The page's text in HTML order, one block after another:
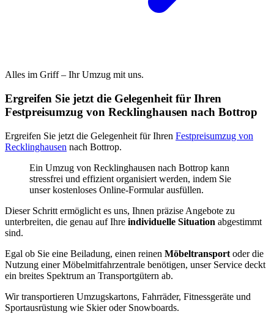
Alles im Griff – Ihr Umzug mit uns.
Ergreifen Sie jetzt die Gelegenheit für Ihren
Festpreisumzug von Recklinghausen nach Bottrop
Ergreifen Sie jetzt die Gelegenheit für Ihren Festpreisumzug von
Recklinghausen nach Bottrop.
Ein Umzug von Recklinghausen nach Bottrop kann
stressfrei und effizient organisiert werden, indem Sie
unser kostenloses Online-Formular ausfüllen.
Dieser Schritt ermöglicht es uns, Ihnen präzise Angebote zu
unterbreiten, die genau auf Ihre individuelle Situation abgestimmt
sind.
Egal ob Sie eine Beiladung, einen reinen Möbeltransport oder die
Nutzung einer Möbelmitfahrzentrale benötigen, unser Service deckt
ein breites Spektrum an Transportgütern ab.
Wir transportieren Umzugskartons, Fahrräder, Fitnessgeräte und
Sportausrüstung wie Skier oder Snowboards.